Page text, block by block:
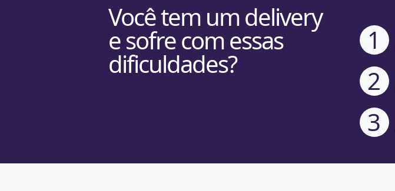
Você tem um delivery
e sofre com essas
dificuldades?
1
2
3